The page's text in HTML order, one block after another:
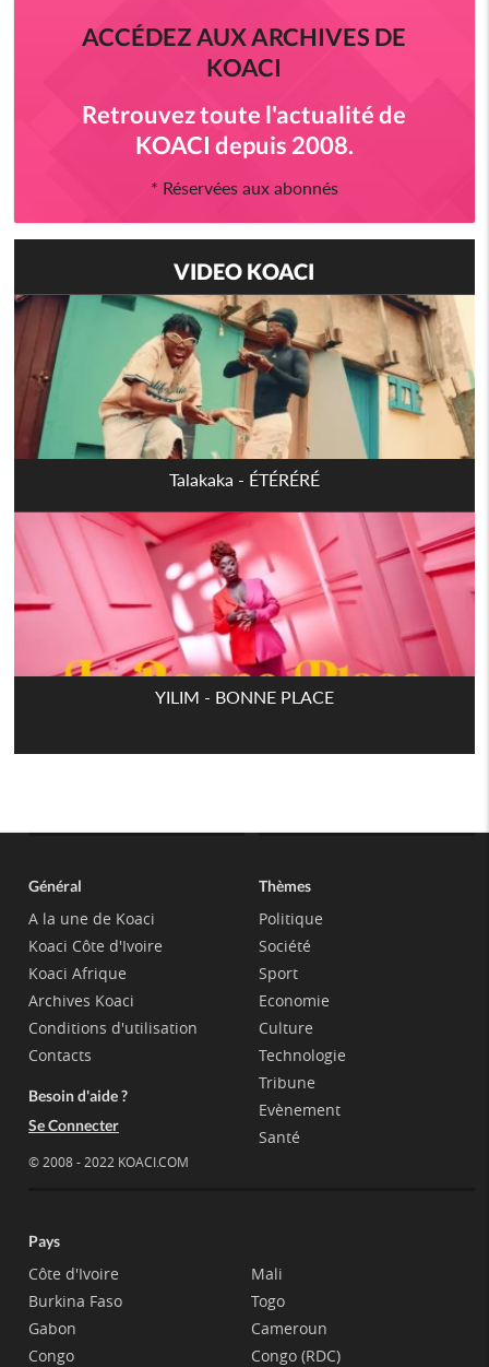
ACCÉDEZ AUX ARCHIVES DE
KOACI
Retrouvez toute l'actualité de
KOACI depuis 2008.
* Réservées aux abonnés
VIDEO KOACI
Talakaka - ÉTÉRÉRÉ
YILIM - BONNE PLACE
Général
A la une de Koaci
Koaci Côte d'Ivoire
Koaci Afrique
Archives Koaci
Conditions d'utilisation
Contacts
Besoin d'aide ?
Se Connecter
© 2008 - 2022 KOACI.COM
Thèmes
Politique
Société
Sport
Economie
Culture
Technologie
Tribune
Evènement
Santé
Pays
Côte d'Ivoire
Burkina Faso
Gabon
Congo
Mali
Togo
Cameroun
Congo (RDC)